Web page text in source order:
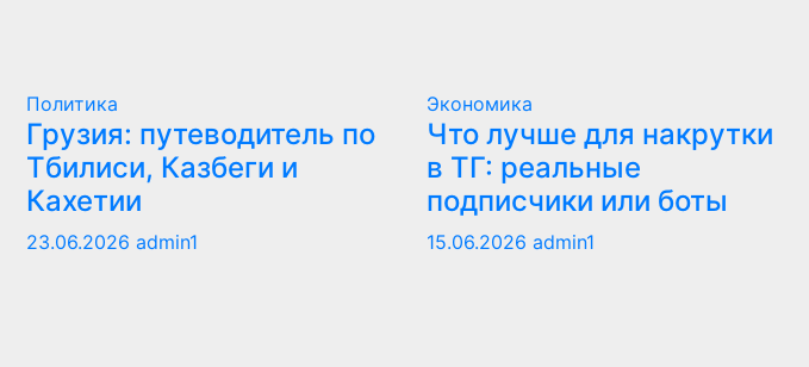
Политика
Грузия: путеводитель по
Тбилиси, Казбеги и
Кахетии
23.06.2026 admin1
Экономика
Что лучше для накрутки
в ТГ: реальные
подписчики или боты
15.06.2026 admin1